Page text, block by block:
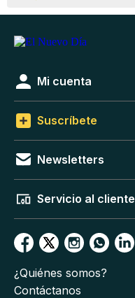
Mi cuenta
Suscríbete
Newsletters
Servicio al cliente
¿Quiénes somos?
Contáctanos